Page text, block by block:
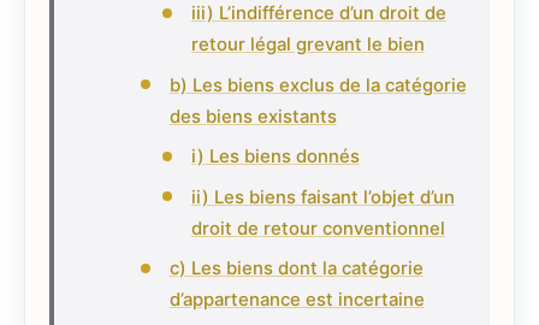
iii) L’indifférence d’un droit de
retour légal grevant le bien
b) Les biens exclus de la catégorie
des biens existants
i) Les biens donnés
ii) Les biens faisant l’objet d’un
droit de retour conventionnel
c) Les biens dont la catégorie
d’appartenance est incertaine